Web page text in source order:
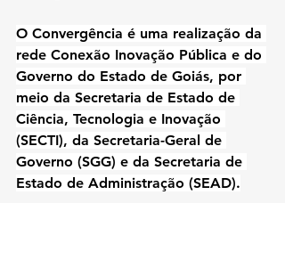
O Convergência é uma realização da
rede Conexão Inovação Pública e do
Governo do Estado de Goiás, por
meio da Secretaria de Estado de
Ciência, Tecnologia e Inovação
(SECTI), da Secretaria-Geral de
Governo (SGG) e da Secretaria de
Estado de Administração (SEAD).